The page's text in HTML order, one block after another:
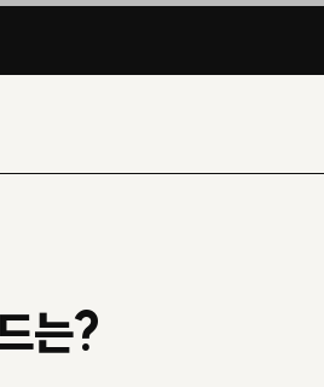
는?